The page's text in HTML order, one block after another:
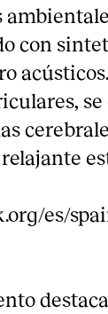
con
es/